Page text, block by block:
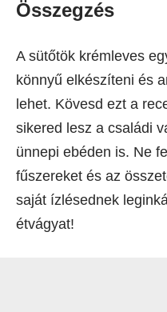
Összegzés
A sütőtök krémleves
könnyű elkészíteni és
lehet. Kövesd ezt a
sikered lesz a családi
ünnepi ebéden is. Ne
fűszereket és az
saját ízlésednek
étvágyat!